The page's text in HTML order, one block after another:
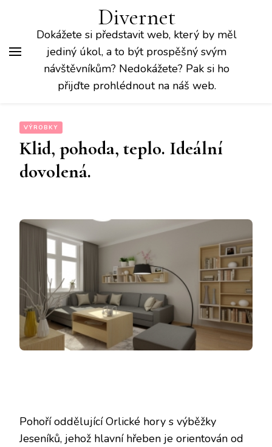
Divernet
Dokážete si představit web, který by měl
jediný úkol, a to být prospěšný svým
návštěvníkům? Nedokážete? Pak si ho
přijďte prohlédnout na náš web.
VÝROBKY
Klid, pohoda, teplo. Ideální
dovolená.
Pohoří oddělující Orlické hory s výběžky
Jeseníků, jehož hlavní hřeben je orientován od